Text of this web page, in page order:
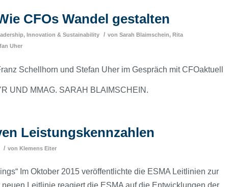
CFOs Wandel gestalten
Innovation & Sustainability / von Sarah Blaimschein, Rita
Uher
Schellhorn und Stefan Uher im Gespräch mit CFOaktuell
UND MMAG. SARAH BLAIMSCHEIN.
Leistungskennzahlen
/ von Klemens Eiter
Im Oktober 2015 veröffentlichte die ESMA Leitlinien zur